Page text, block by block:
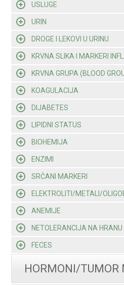
USLUGE
URIN
DROGE I LEKOVI U URINU
KRVNA SLIKA I MARKERI
KRVNA GRUPA (BLOOD
KOAGULACIJA
DIJABETES
LIPIDNI STATUS
BIOHEMIJA
ENZIMI
SRČANI MARKERI
ELEKTROLITI/METALI/
ANEMIJE
NETOLERANCIJA NA HRANU
FECES
HORMONI/TUMOR